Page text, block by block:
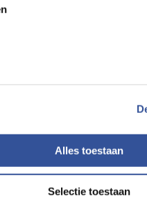
Alles toestaan
Selectie toestaan
een vernieuwende push
van Lentl.